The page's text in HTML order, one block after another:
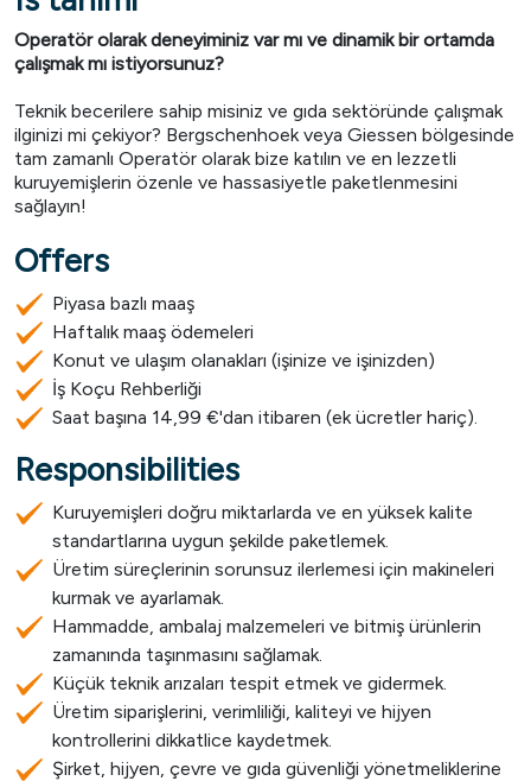
Operatör olarak deneyiminiz var mı ve dinamik bir ortamda
çalışmak mı istiyorsunuz?
Teknik becerilere sahip misiniz ve gıda sektöründe çalışmak
ilginizi mi çekiyor? Bergschenhoek veya Giessen bölgesinde
tam zamanlı Operatör olarak bize katılın ve en lezzetli
kuruyemişlerin özenle ve hassasiyetle paketlenmesini
sağlayın!
Offers
Piyasa bazlı maaş
Haftalık maaş ödemeleri
Konut ve ulaşım olanakları (işinize ve işinizden)
İş Koçu Rehberliği
Saat başına 14,99 €'dan itibaren (ek ücretler hariç).
Responsibilities
Kuruyemişleri doğru miktarlarda ve en yüksek kalite
standartlarına uygun şekilde paketlemek.
Üretim süreçlerinin sorunsuz ilerlemesi için makineleri
kurmak ve ayarlamak.
Hammadde, ambalaj malzemeleri ve bitmiş ürünlerin
zamanında taşınmasını sağlamak.
Küçük teknik arızaları tespit etmek ve gidermek.
Üretim siparişlerini, verimliliği, kaliteyi ve hijyen
kontrollerini dikkatlice kaydetmek.
Şirket, hijyen, çevre ve gıda güvenliği yönetmeliklerine